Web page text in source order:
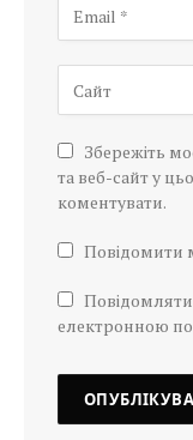
Збережіть
та веб-сайт у
коментувати.
Повідомити
електронною